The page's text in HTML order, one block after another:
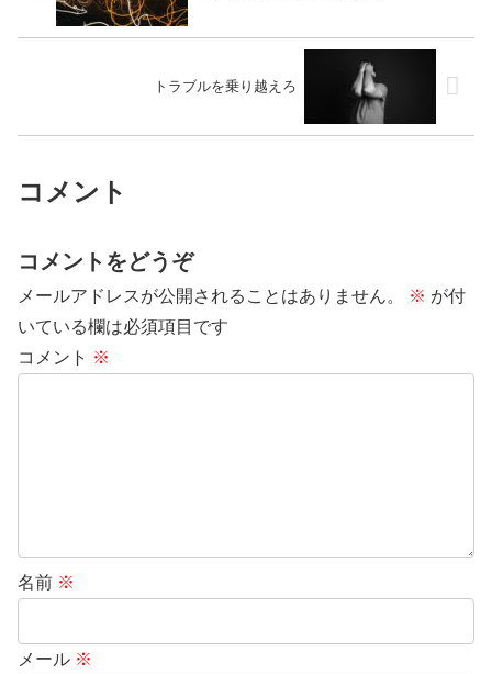
トラブルを乗り越えろ
コメント
コメントをどうぞ
メールアドレスが公開されることはありません。 ※ が付
いている欄は必須項目です
コメント ※
名前 ※
メール ※